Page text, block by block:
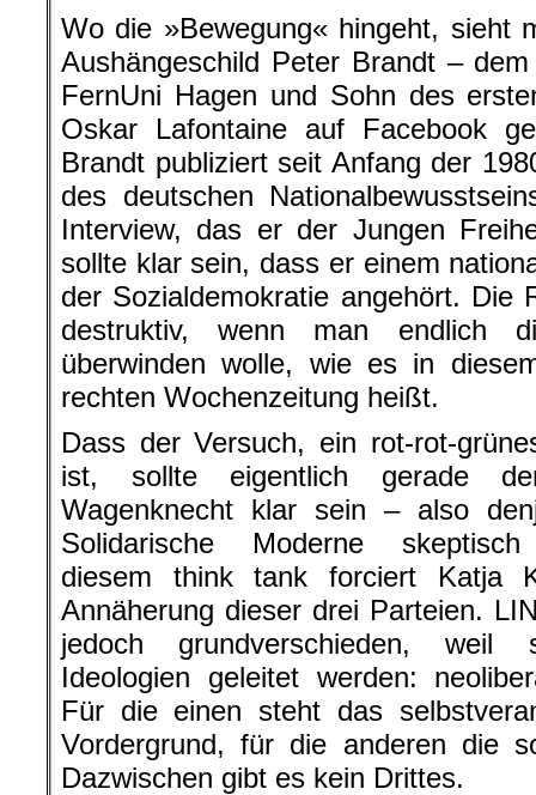
Wo die »Bewegung« hingeht, sieht
Aushängeschild Peter Brandt –
FernUni Hagen und Sohn des
Oskar Lafontaine auf Facebook
Brandt publiziert seit Anfang der
des deutschen
Interview, das er der Jungen
sollte klar sein, dass er einem
der Sozialdemokratie angehört. Die
destruktiv, wenn man endlich
überwinden wolle, wie es in
rechten Wochenzeitung heißt.
Dass der Versuch, ein rot-rot-
ist, sollte eigentlich gerade
Wagenknecht klar sein – also
Solidarische Moderne
diesem think tank forciert Katja
Annäherung dieser drei Parteien.
jedoch grundverschieden, weil
Ideologien geleitet werden:
Für die einen steht das
Vordergrund, für die anderen die
Dazwischen gibt es kein Drittes.